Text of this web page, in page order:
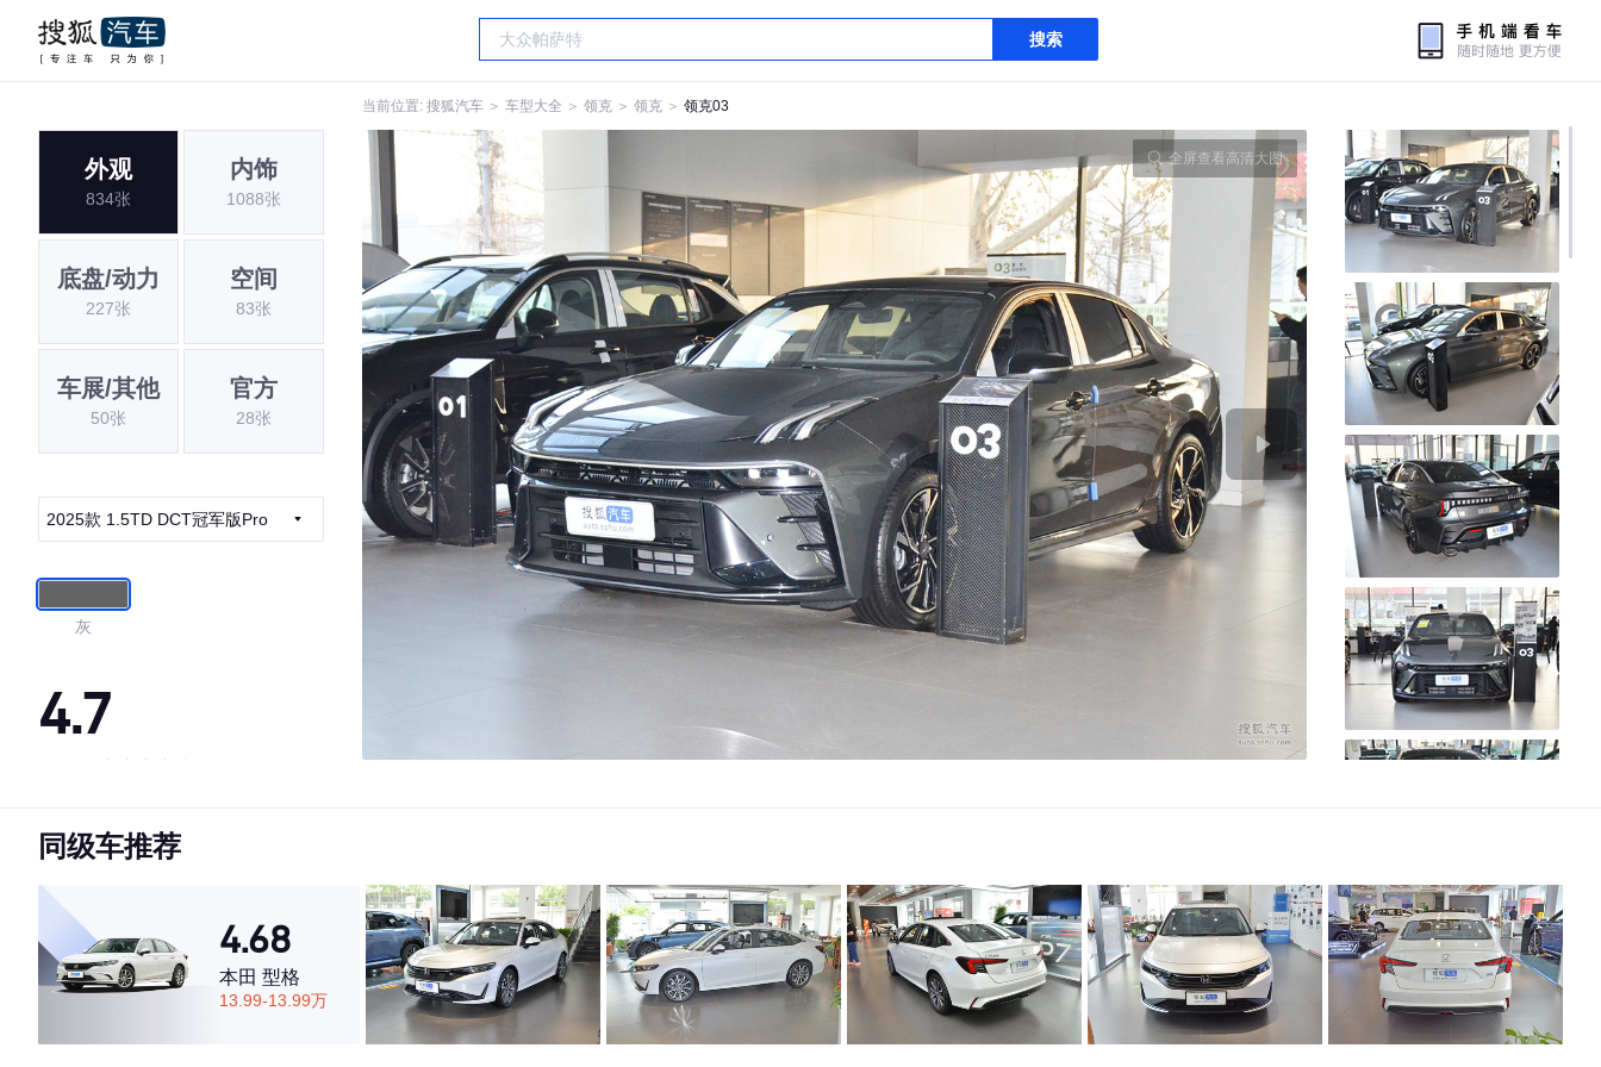
搜索
当前位置: 搜狐汽车 ＞ 车型大全 ＞ 领克 ＞ 领克 ＞ 领克03
外观
834张
内饰
1088张
底盘/动力
227张
空间
83张
车展/其他
50张
官方
28张
2025款 1.5TD DCT冠军版Pro
灰
4.7
·内饰表现较为优秀，优于86%同级车
·空间表现一般，低于60%同级车
全屏查看高清大图
同级车推荐
4.68
本田 型格
13.99-13.99万